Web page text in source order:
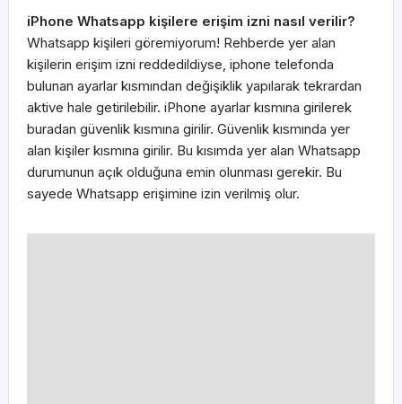
iPhone Whatsapp kişilere erişim izni nasıl verilir?
Whatsapp kişileri göremiyorum! Rehberde yer alan
kişilerin erişim izni reddedildiyse, iphone telefonda
bulunan ayarlar kısmından değişiklik yapılarak tekrardan
aktive hale getirilebilir. iPhone ayarlar kısmına girilerek
buradan güvenlik kısmına girilir. Güvenlik kısmında yer
alan kişiler kısmına girilir. Bu kısımda yer alan Whatsapp
durumunun açık olduğuna emin olunması gerekir. Bu
sayede Whatsapp erişimine izin verilmiş olur.